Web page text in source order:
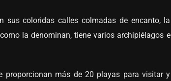
sus coloridas calles colmadas de encanto, la
la denominan, tiene varios archipiélagos e
proporcionan más de 20 playas para visitar y